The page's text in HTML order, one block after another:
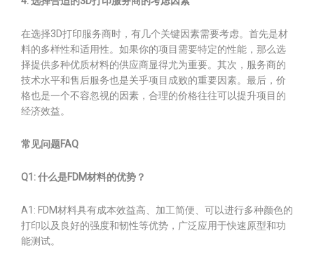
在选择3D打印服务商时，有几个关键因素需要考虑。首先是材
料的多样性和适用性。如果你的项目需要特定的性能，那么选
择提供多种优质材料的供应商显得尤为重要。其次，服务商的
技术水平和售后服务也是关乎项目成败的重要因素。最后，价
格也是一个不容忽视的因素，合理的价格往往可以提升项目的
经济效益。
常见问题FAQ
Q1: 什么是FDM材料的优势？
A1: FDM材料具有成本效益高、加工简便、可以进行多种颜色的
打印以及良好的强度和韧性等优势，广泛应用于快速原型和功
能测试。